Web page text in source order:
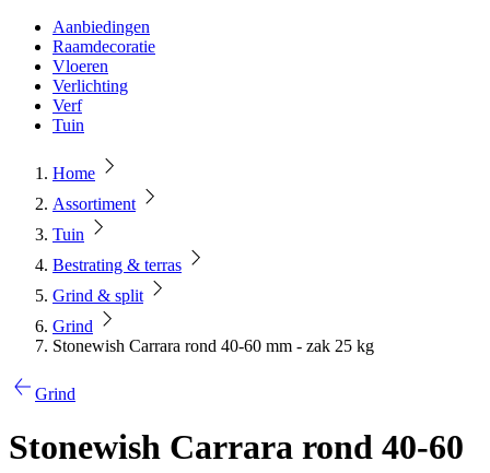
Aanbiedingen
Raamdecoratie
Vloeren
Verlichting
Verf
Tuin
Home
Assortiment
Tuin
Bestrating & terras
Grind & split
Grind
Stonewish Carrara rond 40-60 mm - zak 25 kg
Grind
Stonewish Carrara rond 40-60